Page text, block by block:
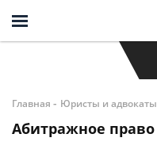
Главная - Юристы и адвокаты
Абитражное право